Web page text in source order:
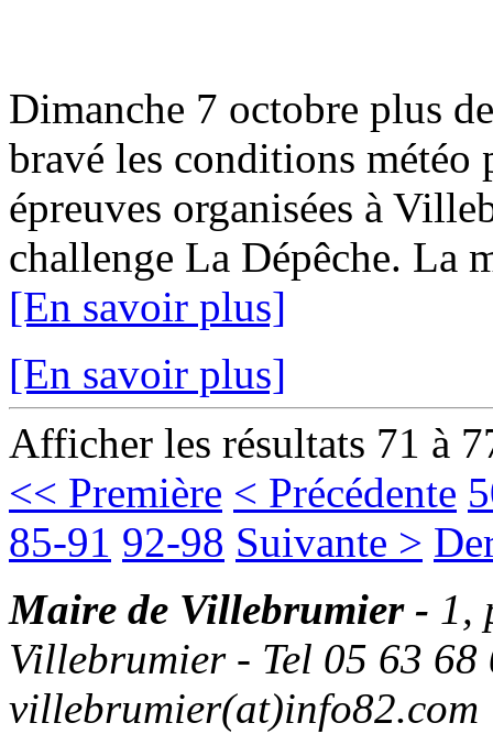
Dimanche 7 octobre plus
bravé les conditions
épreuves organisées à
challenge La Dépêche. La
[En savoir plus]
[En savoir plus]
Afficher les résultats 71 à
<< Première < Précédente
85-91 92-98 Suivante >
Maire de Villebrumier - 1,
Villebrumier - Tel 05 63
villebrumier(at)info82.com